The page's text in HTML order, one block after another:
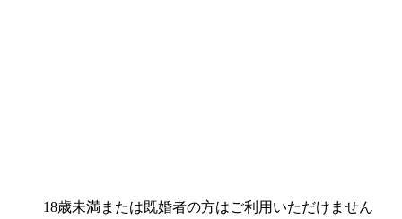
18歳未満または既婚者の方はご利用いただけません